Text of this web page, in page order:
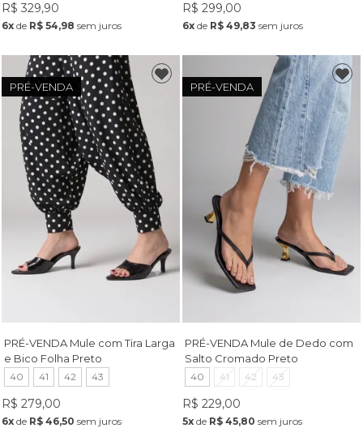
R$ 329,90
6xde R$ 54,98 sem juros
R$ 299,00
6x de R$ 49,83 sem juros
PRÉ-VENDA
PRÉ-VENDA Mule com Tira Larga
e Bico Folha Preto
40 41 42 43
R$ 279,00
6xde R$ 46,50 sem juros
PRÉ-VENDA
PRÉ-VENDA Mule de Dedo com
Salto Cromado Preto
40 41 42 43
R$ 229,00
5x de R$ 45,80 sem juros